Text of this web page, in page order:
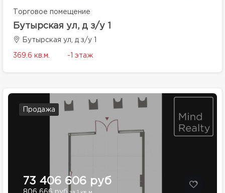
Торговое помещение
Бутырская ул, д з/у 1
Бутырская ул, д з/у 1
369.6 кв.м. -1 этаж
Продажа
73 406 606 руб